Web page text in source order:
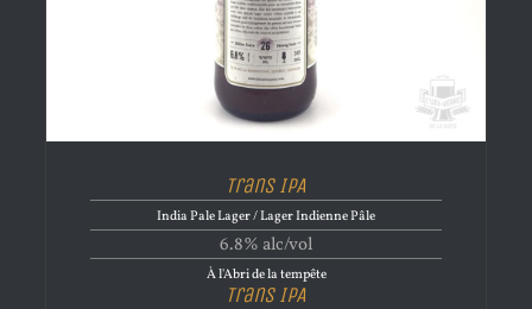
Trans IPA
India Pale Lager / Lager Indienne Pâle
6.8% alc/vol
À l'Abri de la tempête
Trans IPA